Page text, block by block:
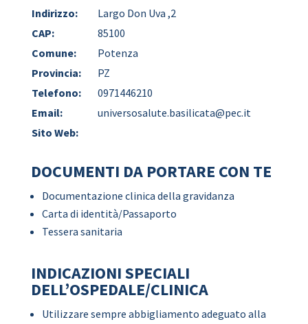
Indirizzo:
Largo Don Uva ,2
CAP:
85100
Comune:
Potenza
Provincia:
PZ
Telefono:
0971446210
Email:
universosalute.basilicata@pec.it
Sito Web:
DOCUMENTI DA PORTARE CON TE
Documentazione clinica della gravidanza
Carta di identità/Passaporto
Tessera sanitaria
INDICAZIONI SPECIALI
DELL’OSPEDALE/CLINICA
Utilizzare sempre abbigliamento adeguato alla